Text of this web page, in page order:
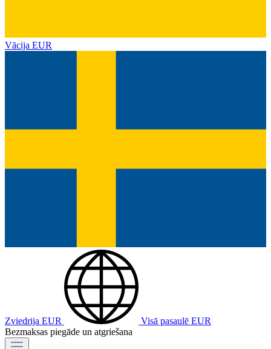
Vācija EUR
Zviedrija EUR Visā pasaulē EUR
Bezmaksas piegāde un atgriešana